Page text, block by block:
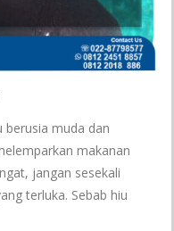
berusia muda dan
makanan
jangan sesekali
terluka. Sebab hiu